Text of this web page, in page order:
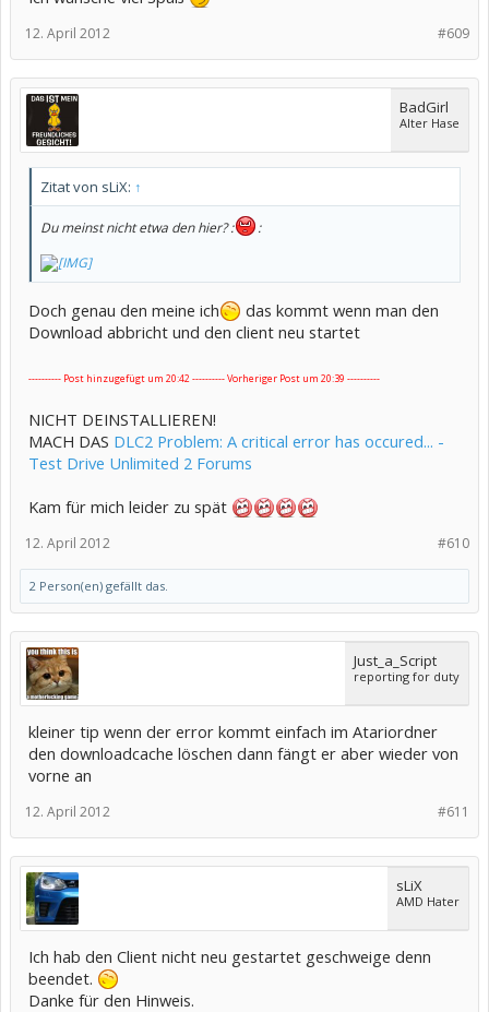
#609
12. April 2012
BadGirl
Alter Hase
Zitat von sLiX: ↑
Du meinst nicht etwa den hier? : :
Doch genau den meine ich
das kommt wenn man den
Download abbricht und den client neu startet
---------- Post hinzugefügt um 20:42 ---------- Vorheriger Post um 20:39 ----------
NICHT DEINSTALLIEREN!
MACH DAS DLC2 Problem: A critical error has occured... -
Test Drive Unlimited 2 Forums
Kam für mich leider zu spät
#610
12. April 2012
2 Person(en) gefällt das.
Just_a_Script
reporting for duty
kleiner tip wenn der error kommt einfach im Atariordner
den downloadcache löschen dann fängt er aber wieder von
vorne an
#611
12. April 2012
sLiX
AMD Hater
Ich hab den Client nicht neu gestartet geschweige denn
beendet.
Danke für den Hinweis.